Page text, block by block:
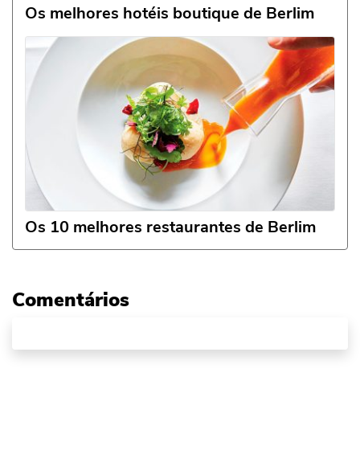
Os melhores hotéis boutique de Berlim
Os 10 melhores restaurantes de Berlim
Comentários